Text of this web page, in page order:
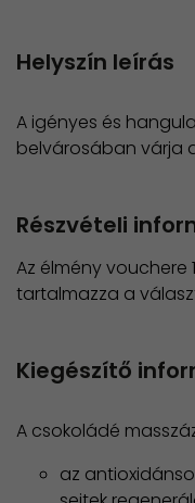
Helyszín leírás
A igényes és
belvárosában várja
Részvételi
Az élmény vouchere
tartalmazza a
Kiegészítő
A csokoládé
az